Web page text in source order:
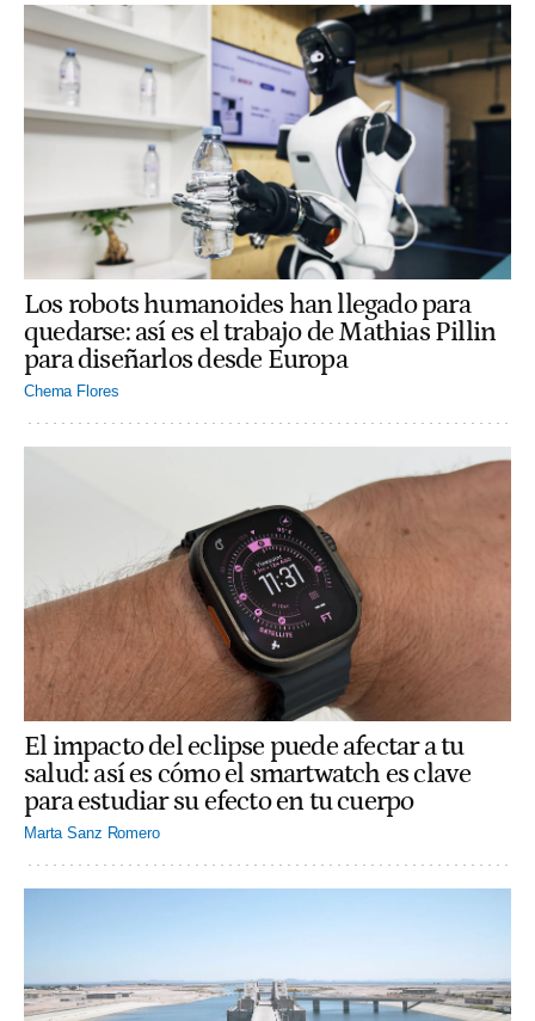
Los robots humanoides han llegado para
quedarse: así es el trabajo de Mathias Pillin
para diseñarlos desde Europa
Chema Flores
El impacto del eclipse puede afectar a tu
salud: así es cómo el smartwatch es clave
para estudiar su efecto en tu cuerpo
Marta Sanz Romero